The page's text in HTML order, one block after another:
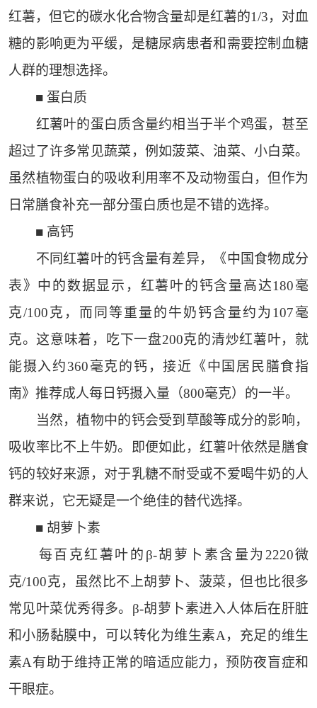
红薯，但它的碳水化合物含量却是红薯的1/3，对血
糖的影响更为平缓，是糖尿病患者和需要控制血糖
人群的理想选择。
■ 蛋白质
红薯叶的蛋白质含量约相当于半个鸡蛋，甚至
超过了许多常见蔬菜，例如菠菜、油菜、小白菜。
虽然植物蛋白的吸收利用率不及动物蛋白，但作为
日常膳食补充一部分蛋白质也是不错的选择。
■ 高钙
不同红薯叶的钙含量有差异，《中国食物成分
表》中的数据显示，红薯叶的钙含量高达180毫
克/100克，而同等重量的牛奶钙含量约为107毫
克。这意味着，吃下一盘200克的清炒红薯叶，就
能摄入约360毫克的钙，接近《中国居民膳食指
南》推荐成人每日钙摄入量（800毫克）的一半。
当然，植物中的钙会受到草酸等成分的影响，
吸收率比不上牛奶。即便如此，红薯叶依然是膳食
钙的较好来源，对于乳糖不耐受或不爱喝牛奶的人
群来说，它无疑是一个绝佳的替代选择。
■ 胡萝卜素
每百克红薯叶的β-胡萝卜素含量为2220微
克/100克，虽然比不上胡萝卜、菠菜，但也比很多
常见叶菜优秀得多。β-胡萝卜素进入人体后在肝脏
和小肠黏膜中，可以转化为维生素A，充足的维生
素A有助于维持正常的暗适应能力，预防夜盲症和
干眼症。